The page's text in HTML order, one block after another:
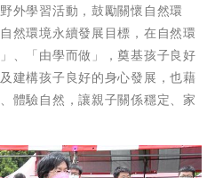
外學習活動，鼓勵關懷自然環
然環境永續發展目標，在自然環
、「由學而做」，奠基孩子良好
建構孩子良好的身心發展，也藉
體驗自然，讓親子關係穩定、家